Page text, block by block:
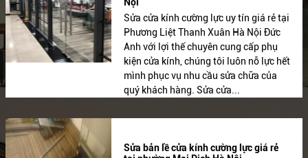
Nội
Sửa cửa kính cường lực uy tín giá rẻ tại
Phương Liệt Thanh Xuân Hà Nội Đức
Anh với lợi thế chuyên cung cấp phụ
kiện cửa kính, chúng tôi luôn nỗ lực hết
mình phục vụ nhu cầu sửa chữa của
quý khách hàng. Sửa cửa...
Sửa bản lề cửa kính cường lực giá rẻ